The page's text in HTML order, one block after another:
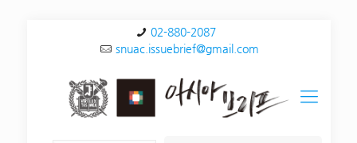
02-880-2087
snuac.issuebrief@gmail.com